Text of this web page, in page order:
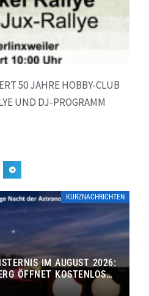
50 JAHRE HOBBY-CLUB
UND DJ-PROGRAMM
KURZNACHRICHTEN
IM AUGUST 2026:
ÖFFNET KOSTENLOS